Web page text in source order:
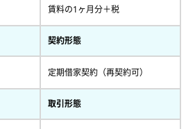
賃料の1ヶ月分＋税
契約形態
定期借家契約（再契約可）
取引形態